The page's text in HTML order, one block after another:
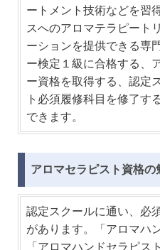
ートメント技術などを習
スへのアロマテラピート
ーションを提供できる専
ー検定１級に合格する、
ー資格を取得する、認定
ト必須履修科目を修了す
できます。
アロマセラピスト資格の
認定スクールに通い、必
があります。「アロマハ
「アロマハンドセラピス